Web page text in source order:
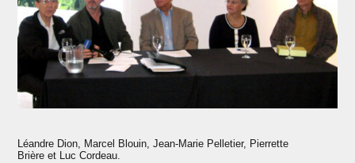
Léandre Dion, Marcel Blouin, Jean-Marie Pelletier, Pierrette
Brière et Luc Cordeau.